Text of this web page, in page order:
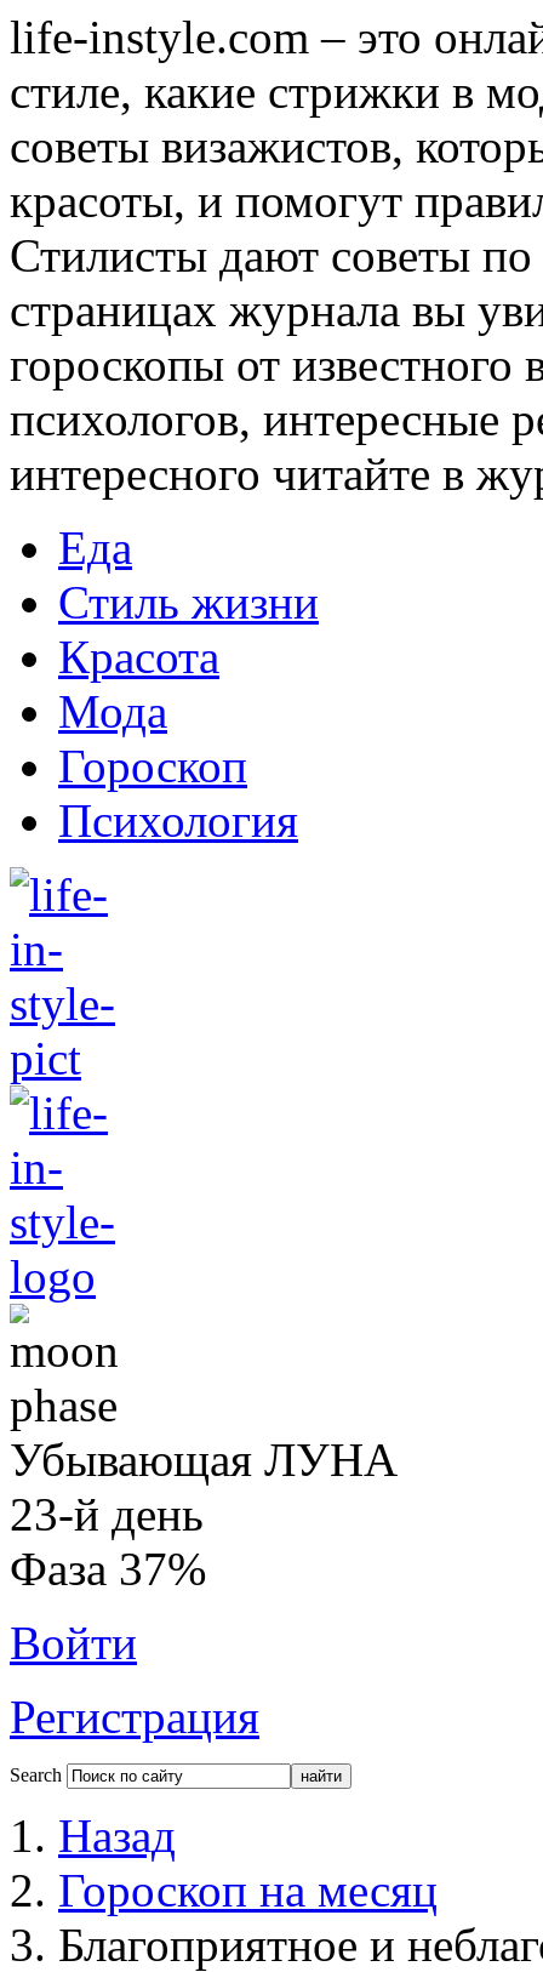
life-instyle.com – это
стиле, какие стрижки в
советы визажистов,
красоты, и помогут
Стилисты дают советы
страницах журнала вы
гороскопы от известного
психологов, интересные
интересного читайте в
Еда
Стиль жизни
Красота
Мода
Гороскоп
Психология
Убывающая ЛУНА
23-й день
Фаза 37%
Войти
Регистрация
Search
Назад
Гороскоп на месяц
Благоприятное и